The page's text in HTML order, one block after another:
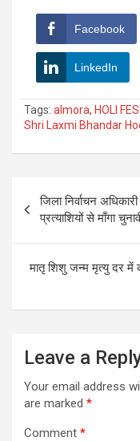
Facebook
LinkedIn
Tags: almora, HOLI
Shri Laxmi Bhandar
navigation
जिला निर्वाचन
प्रत्याशियों से माँगा
मातृ शिशु जन्म मृत्यु दर में
Leave a
Your email address
are marked *
Comment *